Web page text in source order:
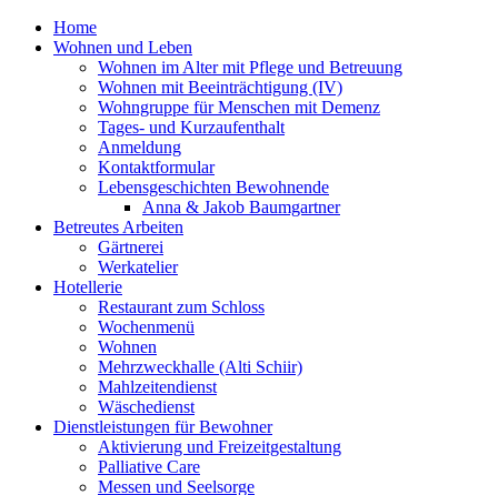
Home
Wohnen und Leben
Wohnen im Alter mit Pflege und Betreuung
Wohnen mit Beeinträchtigung (IV)
Wohngruppe für Menschen mit Demenz
Tages- und Kurzaufenthalt
Anmeldung
Kontaktformular
Lebensgeschichten Bewohnende
Anna & Jakob Baumgartner
Betreutes Arbeiten
Gärtnerei
Werkatelier
Hotellerie
Restaurant zum Schloss
Wochenmenü
Wohnen
Mehrzweckhalle (Alti Schiir)
Mahlzeitendienst
Wäschedienst
Dienstleistungen für Bewohner
Aktivierung und Freizeitgestaltung
Palliative Care
Messen und Seelsorge